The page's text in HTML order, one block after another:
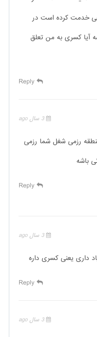
81تیپ ۲زرهی خدمت کرده است در
آیا کسری به من تعلق
Reply
3 سال ago
رزمی شغل شما رزمی
باشه
Reply
3 سال ago
Reply
3 سال ago